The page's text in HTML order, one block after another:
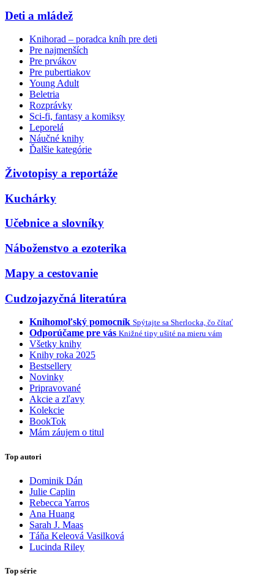
Deti a mládež
Knihorad – poradca kníh pre deti
Pre najmenších
Pre prvákov
Pre pubertiakov
Young Adult
Beletria
Rozprávky
Sci-fi, fantasy a komiksy
Leporelá
Náučné knihy
Ďalšie kategórie
Životopisy a reportáže
Kuchárky
Učebnice a slovníky
Náboženstvo a ezoterika
Mapy a cestovanie
Cudzojazyčná literatúra
Knihomoľský pomocník Spýtajte sa Sherlocka, čo čítať
Odporúčame pre vás Knižné tipy ušité na mieru vám
Všetky knihy
Knihy roka 2025
Bestsellery
Novinky
Pripravované
Akcie a zľavy
Kolekcie
BookTok
Mám záujem o titul
Top autori
Dominik Dán
Julie Caplin
Rebecca Yarros
Ana Huang
Sarah J. Maas
Táňa Keleová Vasilková
Lucinda Riley
Top série